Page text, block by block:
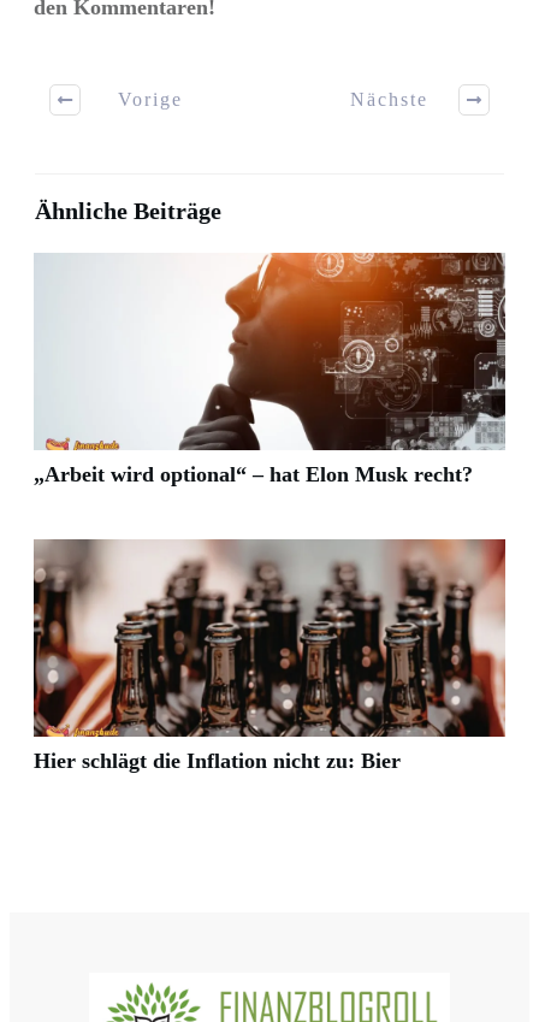
den Kommentaren!
Vorige Nächste
Ähnliche Beiträge
„Arbeit wird optional“ – hat Elon Musk recht?
Hier schlägt die Inflation nicht zu: Bier